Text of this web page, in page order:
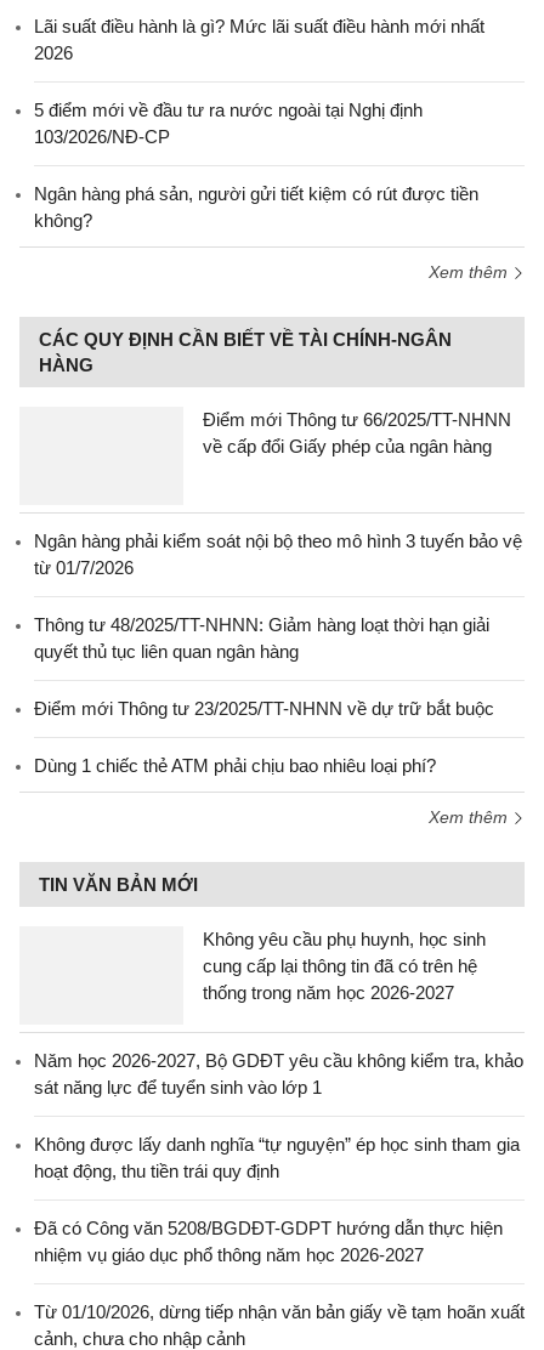
Lãi suất điều hành là gì? Mức lãi suất điều hành mới nhất
2026
5 điểm mới về đầu tư ra nước ngoài tại Nghị định
103/2026/NĐ-CP
Ngân hàng phá sản, người gửi tiết kiệm có rút được tiền
không?
Xem thêm
CÁC QUY ĐỊNH CẦN BIẾT VỀ TÀI CHÍNH-NGÂN
HÀNG
Điểm mới Thông tư 66/2025/TT-NHNN
về cấp đổi Giấy phép của ngân hàng
Ngân hàng phải kiểm soát nội bộ theo mô hình 3 tuyến bảo vệ
từ 01/7/2026
Thông tư 48/2025/TT-NHNN: Giảm hàng loạt thời hạn giải
quyết thủ tục liên quan ngân hàng
Điểm mới Thông tư 23/2025/TT-NHNN về dự trữ bắt buộc
Dùng 1 chiếc thẻ ATM phải chịu bao nhiêu loại phí?
Xem thêm
TIN VĂN BẢN MỚI
Không yêu cầu phụ huynh, học sinh
cung cấp lại thông tin đã có trên hệ
thống trong năm học 2026-2027
Năm học 2026-2027, Bộ GDĐT yêu cầu không kiểm tra, khảo
sát năng lực để tuyển sinh vào lớp 1
Không được lấy danh nghĩa “tự nguyện” ép học sinh tham gia
hoạt động, thu tiền trái quy định
Đã có Công văn 5208/BGDĐT-GDPT hướng dẫn thực hiện
nhiệm vụ giáo dục phổ thông năm học 2026-2027
Từ 01/10/2026, dừng tiếp nhận văn bản giấy về tạm hoãn xuất
cảnh, chưa cho nhập cảnh